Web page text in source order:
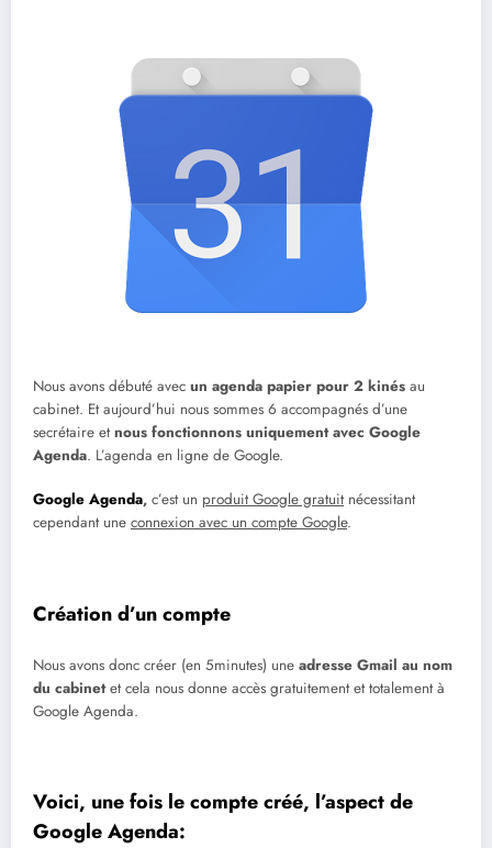
Nous avons débuté avec un agenda papier pour 2 kinés au
cabinet. Et aujourd’hui nous sommes 6 accompagnés d’une
secrétaire etnous fonctionnons uniquement avec Google
Agenda. L’agenda en ligne de Google.
Google Agenda, c’est un produit Google gratuitnécessitant
cependant une connexion avec un compte Google.
Création d’un compte
Nous avons donc créer (en 5minutes) une adresse Gmail au nom
du cabinetet cela nous donne accès gratuitement et totalement à
Google Agenda.
Voici, une fois le compte créé, l’aspect de
Google Agenda: